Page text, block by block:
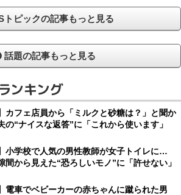
トピックの記事もっと見る
話題の記事もっと見る
ンキング
カフェ店員から「ミルクと砂糖は？」と聞か
“ナイスな返答”に「これから使います」
】小学校で人気の男性教師が女子トイレに…
間から見えた“恐ろしいモノ”に「許せない」
電車でベビーカーの赤ちゃんに蹴られた男